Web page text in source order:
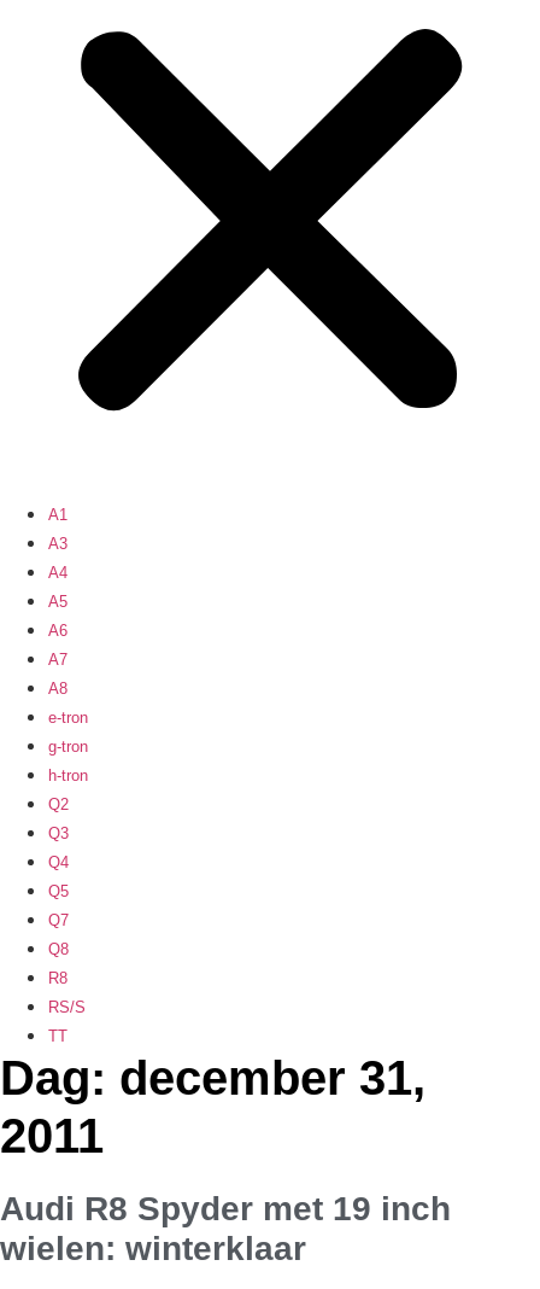
A1
A3
A4
A5
A6
A7
A8
e-tron
g-tron
h-tron
Q2
Q3
Q4
Q5
Q7
Q8
R8
RS/S
TT
Dag: december 31,
2011
Audi R8 Spyder met 19 inch
wielen: winterklaar